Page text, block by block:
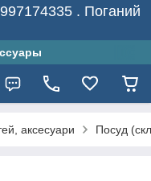
. Поганий
аксесуари Посуд